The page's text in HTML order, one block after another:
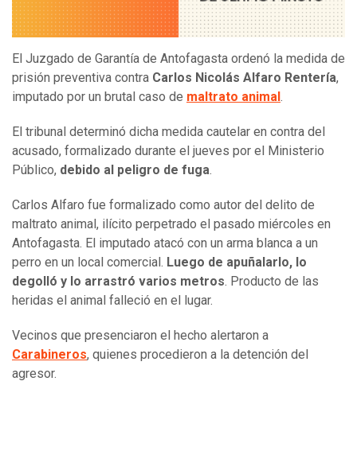
El Juzgado de Garantía de Antofagasta ordenó la medida de
prisión preventiva contra Carlos Nicolás Alfaro Rentería,
imputado por un brutal caso de maltrato animal .
El tribunal determinó dicha medida cautelar en contra del
acusado, formalizado durante el jueves por el Ministerio
Público, debido al peligro de fuga.
Carlos Alfaro fue formalizado como autor del delito de
maltrato animal, ilícito perpetrado el pasado miércoles en
Antofagasta. El imputado atacó con un arma blanca a un
perro en un local comercial. Luego de apuñalarlo, lo
degolló y lo arrastró varios metros. Producto de las
heridas el animal falleció en el lugar.
Vecinos que presenciaron el hecho alertaron a
Carabineros, quienes procedieron a la detención del
agresor.